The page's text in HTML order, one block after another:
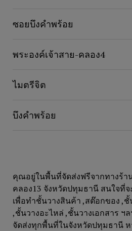
ซอยบึงคำพร้อย
พระองค์เจ้าสาย-คลอง4
ไมตรีจิต
บึงคำพร้อย
คุณอยู่ในพื้นที่จัดส่งฟรีจากทางร้า
คลอง13 จังหวัดปทุมธานี สนใจที่จ
เพื่อทำชั้นวางสินค้า ,สต๊อกของ ,
,ชั้นวางอะไหล่ ,ชั้นวางเอกสาร ฯ
จัดส่งทุกพื้นที่ในจังหวัดปทุมธานี